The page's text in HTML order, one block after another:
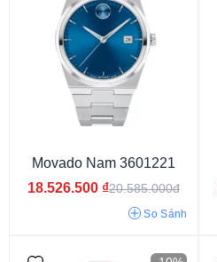
Dưới 29 mm 29 - 33 mm
40 - 42 mm 42 - 45 mm
Movado Nam 3601221
18.526.500 ₫20.585.000đ
So Sánh